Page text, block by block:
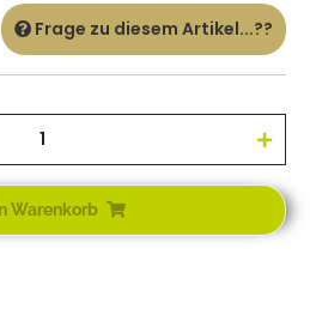
Frage zu diesem Artikel...??
Warenkorb